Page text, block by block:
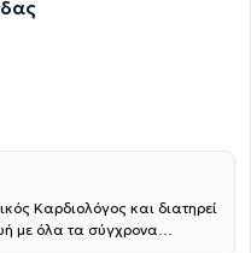
Καρδιολόγος και διατηρεί
με όλα τα σύγχρονα